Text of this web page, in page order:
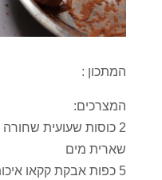
המתכון :
המצרכים:
2 כוסות שעועית
שארית מים
5 כפות אבקת קקאו איכותית